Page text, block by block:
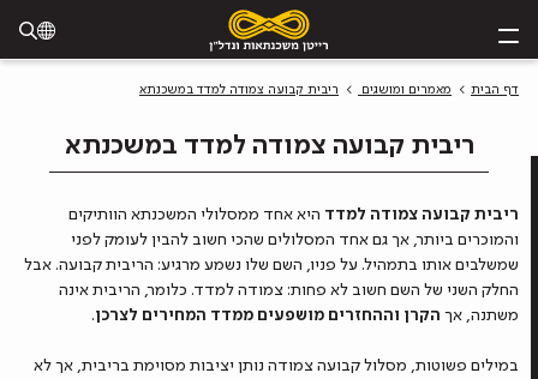
דף הבית מאמרים ומושגים ריבית קבועה צמודה למדד במשכנתא
ריבית קבועה צמודה למדד במשכנתא
ריבית קבועה צמודה למדד היא אחד ממסלולי המשכנתא הוותיקים
והמוכרים ביותר, אך גם אחד המסלולים שהכי חשוב להבין לעומק לפני
שמשלבים אותו בתמהיל. על פניו, השם שלו נשמע מרגיע: הריבית קבועה. אבל
החלק השני של השם חשוב לא פחות: צמודה למדד. כלומר, הריבית אינה
משתנה, אך הקרן וההחזרים מושפעים ממדד המחירים לצרכן.
במילים פשוטות, מסלול קבועה צמודה נותן יציבות מסוימת בריבית, אך לא